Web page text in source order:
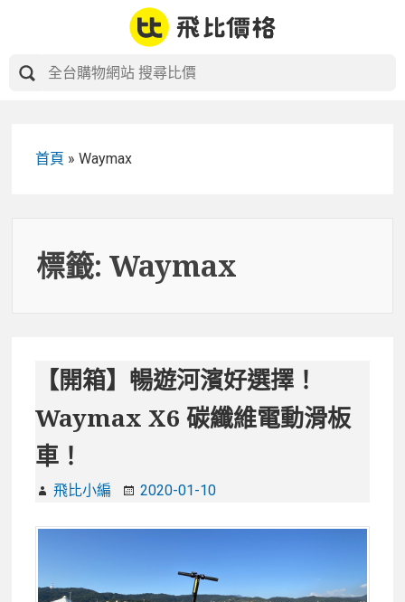
首頁 » Waymax
標籤: Waymax
【開箱】暢遊河濱好選擇！
Waymax X6 碳纖維電動滑板
車！
飛比小編 2020-01-10